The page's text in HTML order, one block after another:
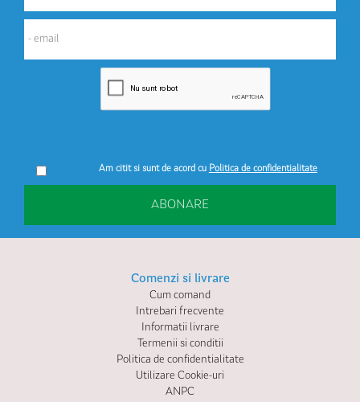
Am citit si sunt de acord cu Politica de confidentialitate
ABONARE
Comenzi si livrare
Cum comand
Intrebari frecvente
Informatii livrare
Termenii si conditii
Politica de confidentialitate
Utilizare Cookie-uri
ANPC